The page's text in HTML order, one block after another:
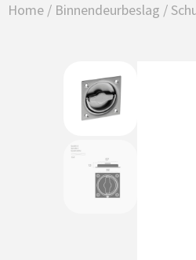
Home / Binnendeurbeslag /